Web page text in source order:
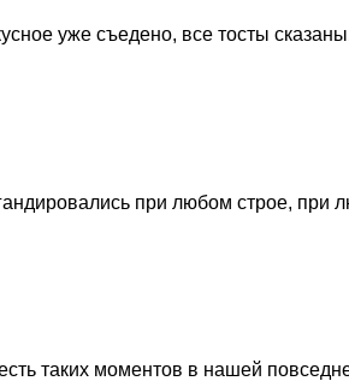
уже съедено, все тосты
при любом строе, при
таких моментов в нашей